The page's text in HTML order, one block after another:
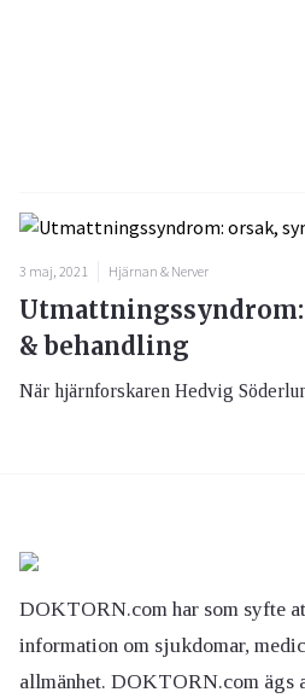
3 maj, 2021 Hjärnan & Nerver
& behandling
DOKTORN.com har som syfte
information om sjukdomar,
allmänhet. DOKTORN.com ägs